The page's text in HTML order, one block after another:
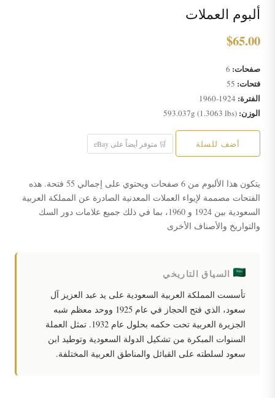
ألبوم العملات
$65.00
صفحات:
فتحات:
الفترة:
الوزن:
أضف للسلة 🛒 متوفر أيضاً على eBay
يتكون هذا الألبوم من 6 صفحات ويحتوي على إجمالي 55 فتحة. هذه
الفتحات مصممة لإيواء العملات المعدنية الصادرة عن المملكة العربية
السعودية بين 1924 و 1960، بما في ذلك جميع علامات دور السك
والتواريخ والأصناف الأخرى
السياق التاريخي
تأسست المملكة العربية السعودية على يد عبد العزيز آل
سعود، الذي فتح الحجاز في عام 1925 ووحد معظم شبه
الجزيرة العربية تحت حكمه بحلول عام 1932. تمثل العملة
السنوات المبكرة من تشكيل الدولة السعودية وتوطيد ابن
سعود لسلطته على القبائل والمناطق العربية المختلفة.